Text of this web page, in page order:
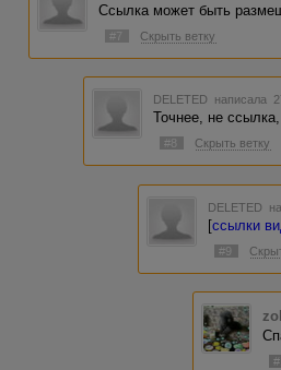
Ссылка может быть
#7 Скрыть ветку
DELETED написала
Точнее, не
#8 Скрыть ветку
DELETED
[ссылки
#9